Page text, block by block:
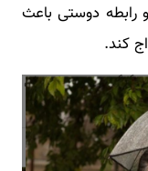
رابطه دوستی باعث
کند.